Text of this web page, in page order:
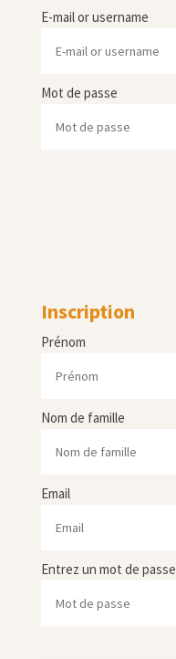
E-mail or username
Mot de passe
Inscription
Prénom
Nom de famille
Email
Entrez un mot de passe